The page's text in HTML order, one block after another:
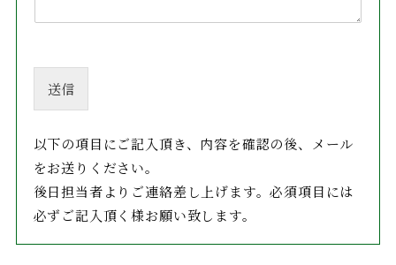
送信
以下の項目にご記入頂き、内容を確認の後、メール
をお送りください。
後日担当者よりご連絡差し上げます。必須項目には
必ずご記入頂く様お願い致します。